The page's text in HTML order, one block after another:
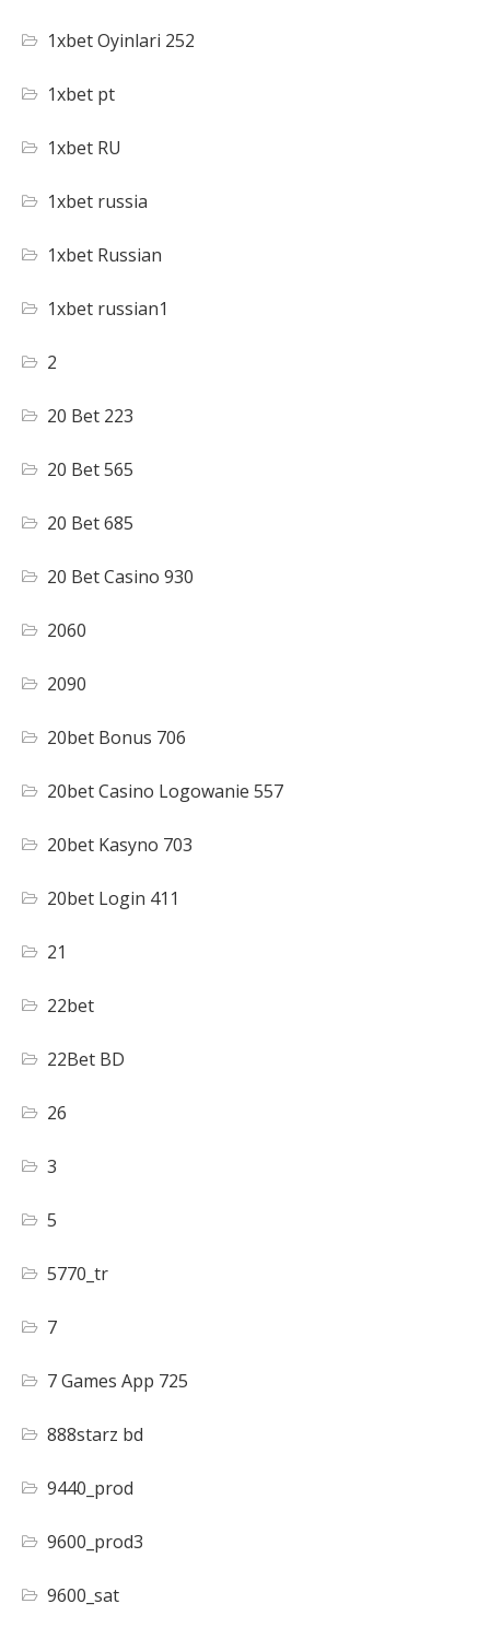
1xbet Oyinlari 252
1xbet pt
1xbet RU
1xbet russia
1xbet Russian
1xbet russian1
2
20 Bet 223
20 Bet 565
20 Bet 685
20 Bet Casino 930
2060
2090
20bet Bonus 706
20bet Casino Logowanie 557
20bet Kasyno 703
20bet Login 411
21
22bet
22Bet BD
26
3
5
5770_tr
7
7 Games App 725
888starz bd
9440_prod
9600_prod3
9600_sat